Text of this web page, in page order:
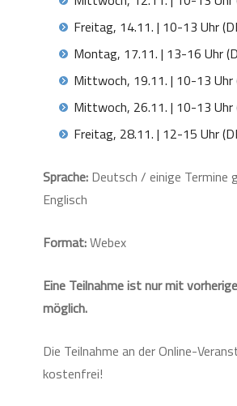
Freitag, 14.11. | 10-13 Uhr
Montag, 17.11. | 13-16 Uhr
Mittwoch, 19.11. | 10-13 Uhr
Mittwoch, 26.11. | 10-13 Uhr
Freitag, 28.11. | 12-15 Uhr
Sprache:Deutsch / einige Termine
Englisch
Format:Webex
Eine Teilnahme ist nur mit
möglich.
Die Teilnahme an der Online-
kostenfrei!